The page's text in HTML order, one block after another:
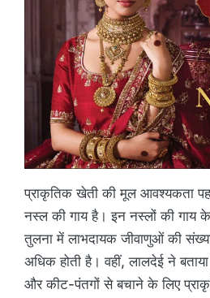
प्राकृतिक खेती की मूल आवश्यकता
नस्ल की गाय है। इन नस्लों की गाय के
तुलना में लाभदायक जीवाणुओं की
अधिक होती है। वहीं, लालदेई ने
और कीट-पंतगों से बचाने के लिए